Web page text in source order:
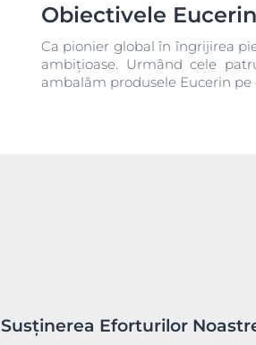
Obiectivele
Ca pionier global în îngrijirea
ambițioase. Urmând cele
ambalăm produsele Eucerin
Susținerea Eforturilor